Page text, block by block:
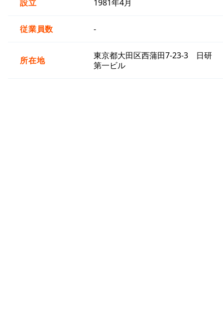
設立 1981年4月
従業員数 -
所在地
東京都大田区西蒲田7-23-3 日研
第一ビル